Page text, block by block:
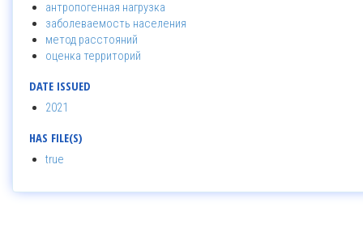
антропогенная нагрузка
заболеваемость населения
метод расстояний
оценка территорий
DATE ISSUED
2021
HAS FILE(S)
true